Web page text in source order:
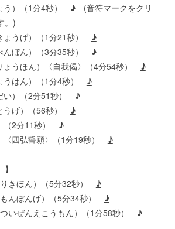
）（1分4秒） ♪(音符マークをクリ
。)
うげ）（1分21秒） ♪
ぼん）（3分35秒） ♪
うほん）〈自我偈〉（4分54秒） ♪
はん）（1分4秒） ♪
）（2分51秒） ♪
げ）（56秒） ♪
2分11秒） ♪
四弘誓願〉（1分19秒） ♪
きほん）（5分32秒） ♪
んぼんげ）（5分34秒） ♪
いぜんえこうもん）（1分58秒） ♪